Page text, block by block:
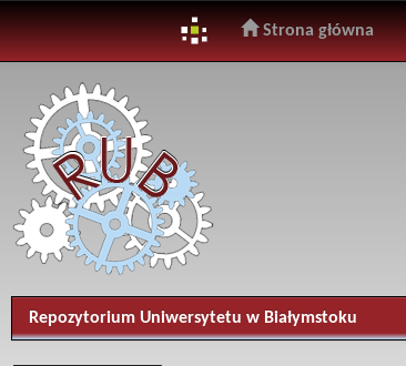
navigation
Strona główna
Repozytorium Uniwersytetu w Białymstoku